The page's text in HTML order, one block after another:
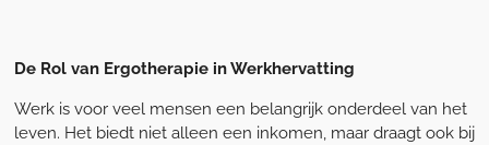
De Rol van Ergotherapie in Werkhervatting
Werk is voor veel mensen een belangrijk onderdeel van het
leven. Het biedt niet alleen een inkomen, maar draagt ook bij